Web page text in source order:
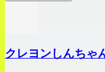
クレヨンしんちゃ